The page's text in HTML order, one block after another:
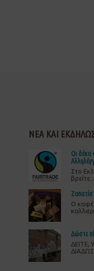
ΝΕΑ ΚΑΙ
Οι δέκα
Στο
βρείτε...
O
Δώστε
ΔΕΙΤΕ,